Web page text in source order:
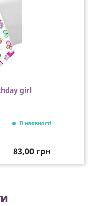
girl
В наявності
Ціна
83,00 грн